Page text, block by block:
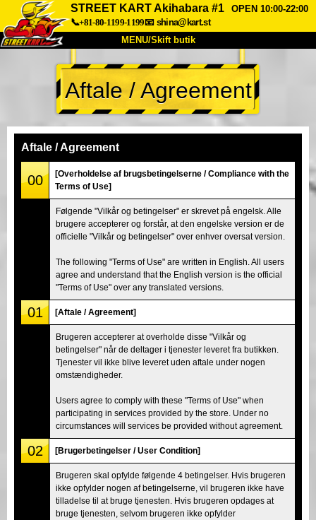
STREET KART Akihabara #1
OPEN 10:00-22:00
📞+81-80-1199-1199📧 shina@kart.st
MENU/Skift butik
TOP
Om Specifikationer Pris
Virksomhed
Tokyo Shinagawa
Tokyo Akihabara#2 Tokyo Shibuya
Tokyo Shibuya Annex Tokyo Bay
Tokyo Asakusa Osaka
Okinawa
Aftale / Agreement
Aftale / Agreement
00
[Overholdelse af brugsbetingelserne / Compliance with the
Terms of Use]
Følgende "Vilkår og betingelser" er skrevet på engelsk. Alle
brugere accepterer og forstår, at den engelske version er de
officielle "Vilkår og betingelser" over enhver oversat version.
The following "Terms of Use" are written in English. All users
agree and understand that the English version is the official
"Terms of Use" over any translated versions.
01 [Aftale / Agreement]
Brugeren accepterer at overholde disse "Vilkår og
betingelser" når de deltager i tjenester leveret fra butikken.
Tjenester vil ikke blive leveret uden aftale under nogen
omstændigheder.
Users agree to comply with these "Terms of Use" when
participating in services provided by the store. Under no
circumstances will services be provided without agreement.
02 [Brugerbetingelser / User Condition]
Brugeren skal opfylde følgende 4 betingelser. Hvis brugeren
ikke opfylder nogen af betingelserne, vil brugeren ikke have
tilladelse til at bruge tjenesten. Hvis brugeren opdages at
bruge tjenesten, selvom brugeren ikke opfylder